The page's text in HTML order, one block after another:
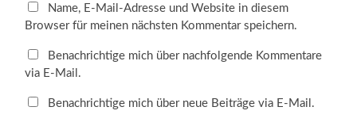
Name, E-Mail-Adresse und Website in diesem
Browser für meinen nächsten Kommentar speichern.
Benachrichtige mich über nachfolgende Kommentare
via E-Mail.
Benachrichtige mich über neue Beiträge via E-Mail.